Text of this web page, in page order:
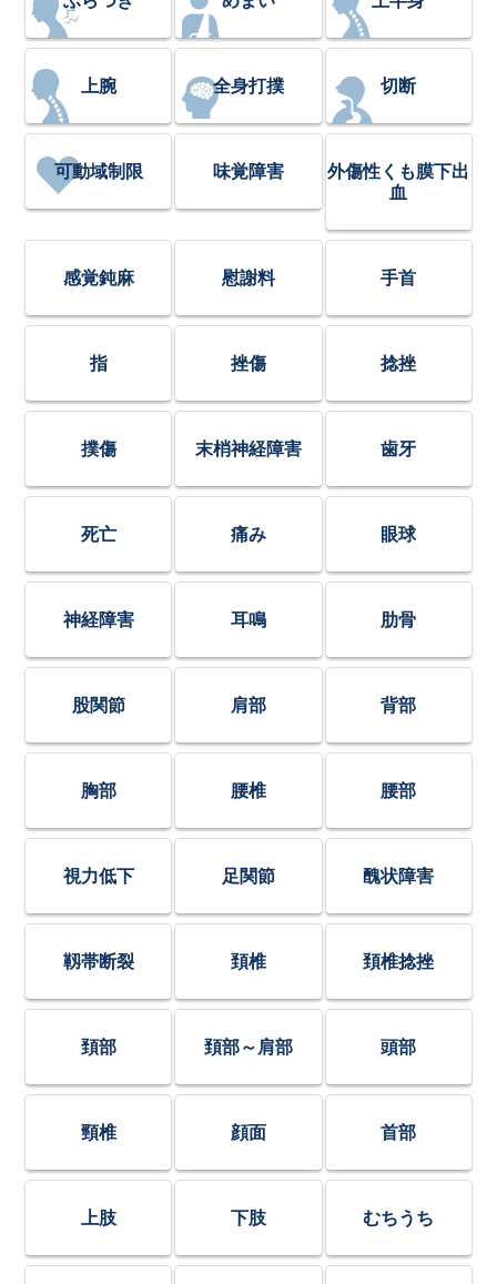
上腕 全身打撲 切断
可動域制限 味覚障害
外傷性くも膜下出
血
感覚鈍麻 慰謝料 手首
指 挫傷 捻挫
撲傷 末梢神経障害 歯牙
死亡 痛み 眼球
神経障害 耳鳴 肋骨
股関節 肩部 背部
胸部 腰椎 腰部
視力低下 足関節 醜状障害
靱帯断裂 頚椎 頚椎捻挫
頚部 頚部～肩部 頭部
頸椎 顔面 首部
上肢 下肢 むちうち